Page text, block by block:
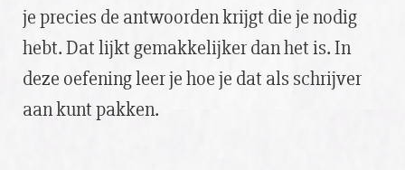
je precies de antwoorden krijgt die je nodig
hebt. Dat lijkt gemakkelijker dan het is. In
deze oefening leer je hoe je dat als schrijver
aan kunt pakken.